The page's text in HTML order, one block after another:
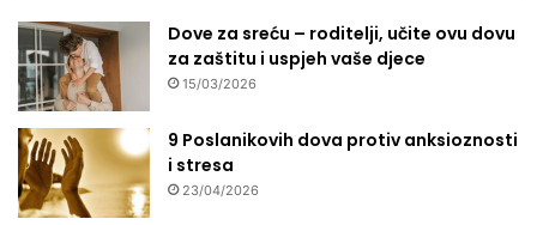
Dove za sreću – roditelji, učite ovu dovu
za zaštitu i uspjeh vaše djece
15/03/2026
9 Poslanikovih dova protiv anksioznosti
i stresa
23/04/2026